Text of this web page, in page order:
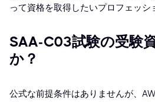
って資格を取得したいプロフェッシ
SAA-C03試験の受験
か？
公式な前提条件はありませんが、